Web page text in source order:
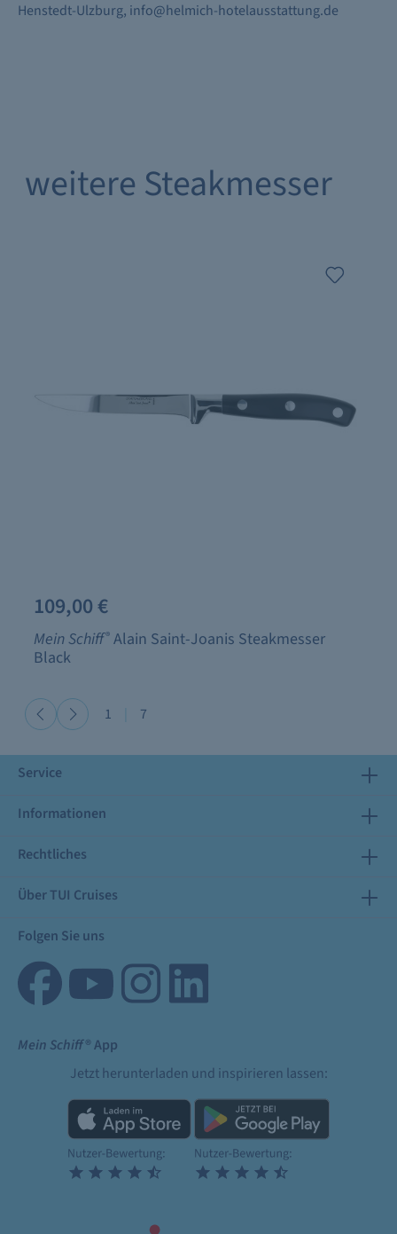
Henstedt-Ulzburg, info@helmich-hotelausstattung.de
weitere Steakmesser
109,00 €
Mein Schiff® Alain Saint-Joanis Steakmesser
Black
1 7
Service
Informationen
Rechtliches
Über TUI Cruises
Folgen Sie uns
Mein Schiff® App
Jetzt herunterladen und inspirieren lassen: